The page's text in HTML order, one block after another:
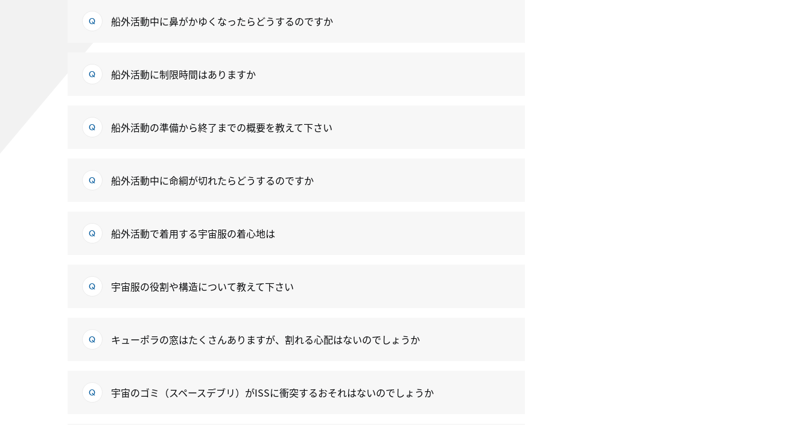
船外活動中に鼻がかゆくなったらどうするのですか
船外活動に制限時間はありますか
船外活動の準備から終了までの概要を教えて下さい
船外活動中に命綱が切れたらどうするのですか
船外活動で着用する宇宙服の着心地は
宇宙服の役割や構造について教えて下さい
キューポラの窓はたくさんありますが、割れる心配はないのでしょうか
宇宙のゴミ（スペースデブリ）がISSに衝突するおそれはないのでしょうか